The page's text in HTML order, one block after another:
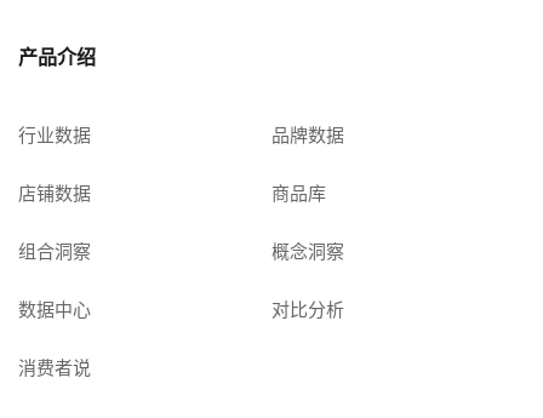
产品介绍
行业数据 品牌数据
店铺数据 商品库
组合洞察 概念洞察
数据中心 对比分析
消费者说